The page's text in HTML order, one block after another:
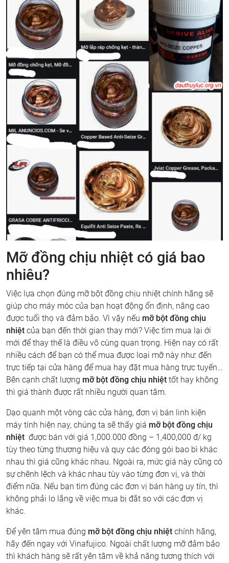
Mỡ đồng chịu nhiệt có giá bao
nhiêu?
Việc lựa chọn đúng mỡ bột đồng chịu nhiệt chính hãng sẽ
giúp cho máy móc của bạn hoạt động ổn định, nâng cao
được tuổi thọ và đảm bảo. Vì vậy nếu mỡ bột đồng chịu
nhiệt của bạn đến thời gian thay mới? Việc tìm mua lại ới
mới để thay thế là điều vô cùng quan trọng. Hiện nay có rất
nhiều cách để bạn có thể mua được loại mỡ này như: đến
trực tiếp tại cửa hàng để mua hay đặt mua hàng trực tuyến…
Bên cạnh chất lượng mỡ bột đồng chịu nhiệt tốt hay không
thì giá thành được rất nhiều người quan tâm.
Dạo quanh một vòng các cửa hàng, đơn vị bán linh kiện
máy tính hiện nay, chúng ta sẽ thấy giá mỡ bột đồng chịu
nhiệt được bán với giá 1,000.000 đồng – 1,400,000 đ/ kg
tùy theo từng thương hiệu và quy các đóng gói bao bì khác
nhau thì giá cũng khác nhau. Ngoài ra, mức giá này cũng có
sự chênh lệch và khác nhau tùy vào từng đơn vị, và thời
điểm nữa. Nếu bạn tìm đúng các đơn vị bán hàng uy tín, thì
không phải lo lắng về việc mua bị đắt so với các đơn vị
khác.
Để yên tâm mua đúng mỡ bột đồng chịu nhiệt chính hãng,
hãy đến ngay với Vinafujico. Ngoài chất lượng mỡ đảm bảo
thì khách hàng sẽ rất yên tâm về khả năng tương thích với